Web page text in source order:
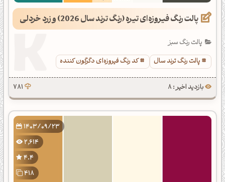
پالت رنگ فیروزه‌ای تیره (رنگ ترند سال 2026) و زرد خردلی
پالت رنگ سبز
پالت رنگ ترند سال
کد رنگ فیروزه‌ای دگرگون کننده
بازدید اخیر : 8 781
1403/09/23
2,614
4.4
418